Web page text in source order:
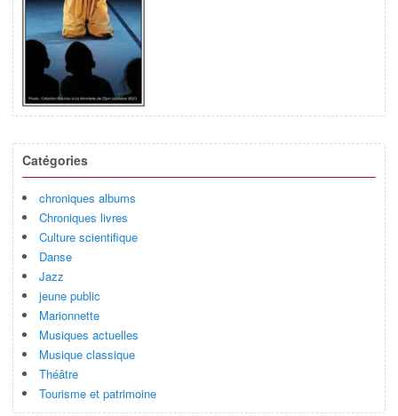
Catégories
chroniques albums
Chroniques livres
Culture scientifique
Danse
Jazz
jeune public
Marionnette
Musiques actuelles
Musique classique
Théâtre
Tourisme et patrimoine